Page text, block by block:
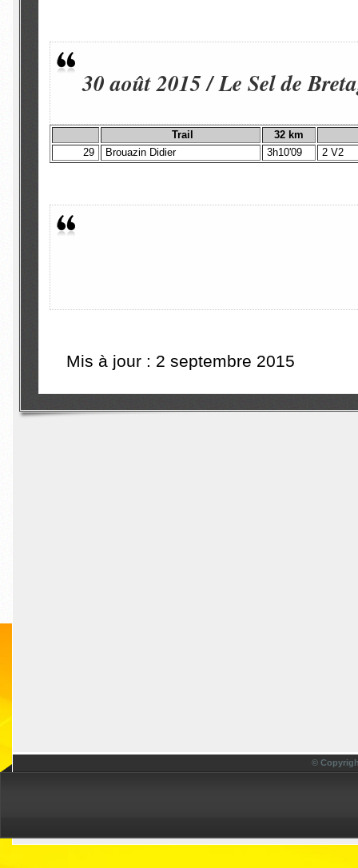
30 août 2015 / Le Sel de
Trail
32 km
29
Brouazin Didier 3h10'09 2 V2
Mis à jour : 2 septembre 2015
©